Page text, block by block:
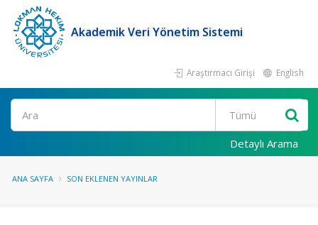
Akademik Veri Yönetim Sistemi
Araştırmacı Girişi English
Ara
Detaylı Arama
ANA SAYFA SON EKLENEN YAYINLAR